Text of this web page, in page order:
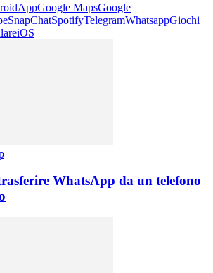
AppGoogle MapsGoogle
SnapChatSpotifyTelegramWhatsappGiochi
iOS
WhatsApp da un telefono